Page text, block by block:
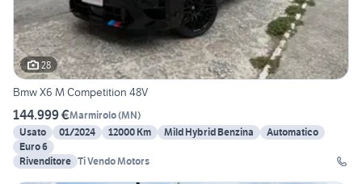
28
Bmw X6 M Competition 48V
144.999 €Marmirolo(MN)
Usato
01/2024 12000 Km Mild Hybrid Benzina
Automatico
Euro 6
Rivenditore Ti Vendo Motors